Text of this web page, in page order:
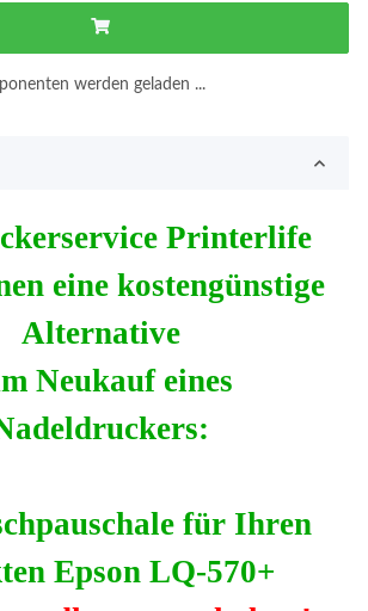
werden geladen ...
Printerlife
eine kostengünstige
Alternative
Neukauf eines
für Ihren
Epson LQ-570+